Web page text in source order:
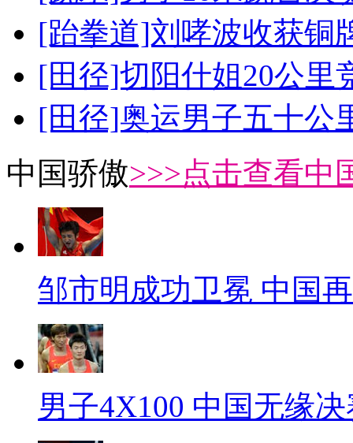
[跆拳道]刘哮波收获铜
[田径]切阳什姐20公里
[田径]奥运男子五十公
中国骄傲>>>点击查看中
邹市明成功卫冕 中国
男子4X100 中国无缘